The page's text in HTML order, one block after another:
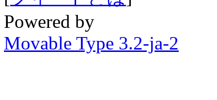
Powered by
Movable Type 3.2-ja-2